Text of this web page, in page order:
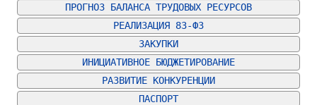
ПРОГНОЗ БАЛАНСА ТРУДОВЫХ РЕСУРСОВ
РЕАЛИЗАЦИЯ 83-ФЗ
ЗАКУПКИ
ИНИЦИАТИВНОЕ БЮДЖЕТИРОВАНИЕ
РАЗВИТИЕ КОНКУРЕНЦИИ
ПАСПОРТ